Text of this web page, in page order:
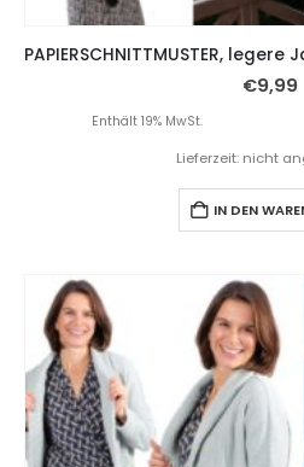
€9,99
Enthält 19% MwSt.
Lieferzeit: nicht
IN DEN